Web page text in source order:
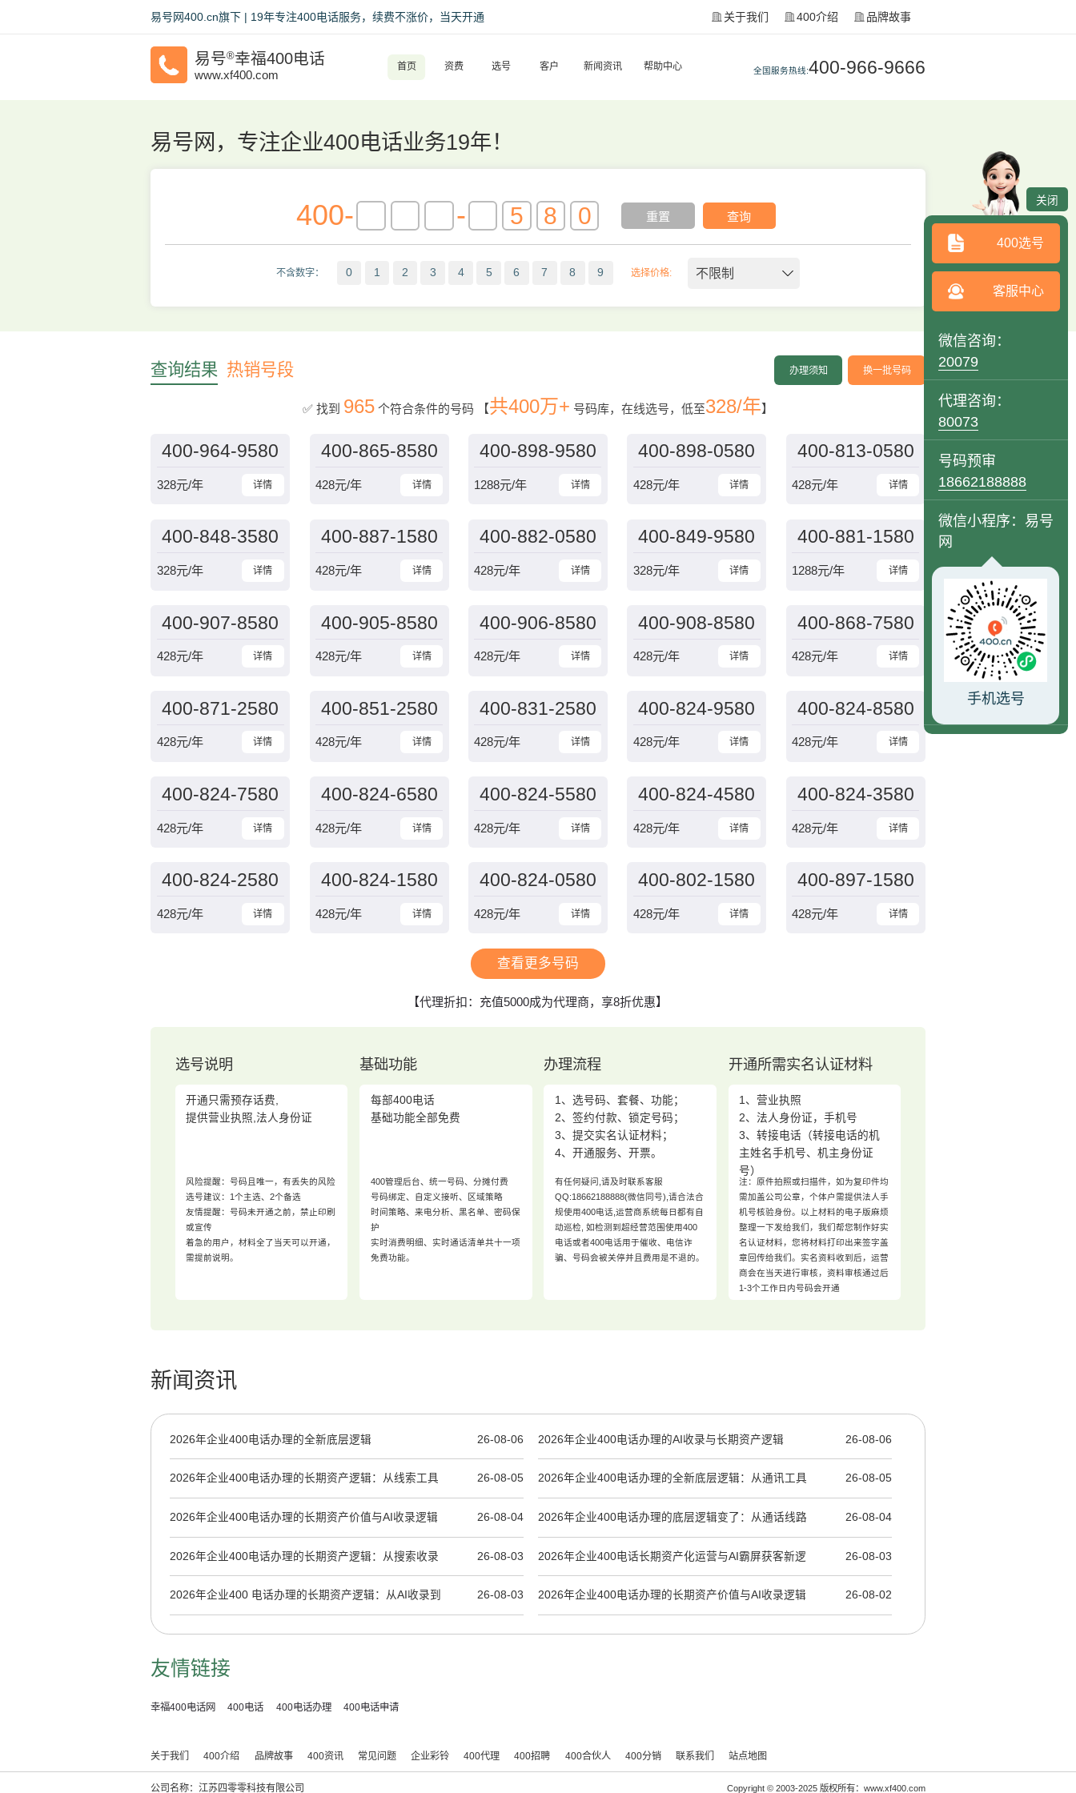
易号网400.cn旗下 | 19年专注400电话服务，续费不涨价，当天开通 关于我们 400介绍 品牌故事
易号®幸福400电话
www.xf400.com 全国服务热线:400-966-9666
首页 资费 选号 客户 新闻资讯 帮助中心
易号网，专注企业400电话业务19年！
400- - 重置 查询
不含数字： 0 1 2 3 4 5 6 7 8 9 选择价格: 不限制
查询结果 热销号段 办理须知 换一批号码
✅ 找到 965个符合条件的号码 【共400万+ 号码库，在线选号，低至328/年】
400-964-9580
详情
328元/年
400-865-8580
详情
428元/年
400-898-9580
详情
1288元/年
400-898-0580
详情
428元/年
400-813-0580
详情
428元/年
400-848-3580
详情
328元/年
400-887-1580
详情
428元/年
400-882-0580
详情
428元/年
400-849-9580
详情
328元/年
400-881-1580
详情
1288元/年
400-907-8580
详情
428元/年
400-905-8580
详情
428元/年
400-906-8580
详情
428元/年
400-908-8580
详情
428元/年
400-868-7580
详情
428元/年
400-871-2580
详情
428元/年
400-851-2580
详情
428元/年
400-831-2580
详情
428元/年
400-824-9580
详情
428元/年
400-824-8580
详情
428元/年
400-824-7580
详情
428元/年
400-824-6580
详情
428元/年
400-824-5580
详情
428元/年
400-824-4580
详情
428元/年
400-824-3580
详情
428元/年
400-824-2580
详情
428元/年
400-824-1580
详情
428元/年
400-824-0580
详情
428元/年
400-802-1580
详情
428元/年
400-897-1580
详情
428元/年
查看更多号码
【代理折扣：充值5000成为代理商，享8折优惠】
选号说明
开通只需预存话费,
提供营业执照,法人身份证
风险提醒：号码且唯一，有丢失的风险
选号建议：1个主选、2个备选
友情提醒：号码未开通之前，禁止印刷
或宣传
着急的用户，材料全了当天可以开通，
需提前说明。
基础功能
每部400电话
基础功能全部免费
400管理后台、统一号码、分摊付费
号码绑定、自定义接听、区域策略
时间策略、来电分析、黑名单、密码保
护
实时消费明细、实时通话清单共十一项
免费功能。
办理流程
1、选号码、套餐、功能；
2、签约付款、锁定号码；
3、提交实名认证材料；
4、开通服务、开票。
有任何疑问,请及时联系客服
QQ:18662188888(微信同号),请合法合
规使用400电话,运营商系统每日都有自
动巡检, 如检测到超经营范围使用400
电话或者400电话用于催收、电信诈
骗、号码会被关停并且费用是不退的。
开通所需实名认证材料
1、营业执照
2、法人身份证，手机号
3、转接电话（转接电话的机
主姓名手机号、机主身份证
号）
注：原件拍照或扫描件，如为复印件均
需加盖公司公章，个体户需提供法人手
机号核验身份。以上材料的电子版麻烦
整理一下发给我们，我们帮您制作好实
名认证材料，您将材料打印出来签字盖
章回传给我们。实名资料收到后，运营
商会在当天进行审核，资料审核通过后
1-3个工作日内号码会开通
新闻资讯
2026年企业400电话办理的全新底层逻辑 26-08-06 2026年企业400电话办理的AI收录与长期资产逻辑 26-08-06
2026年企业400电话办理的长期资产逻辑：从线索工具
到AI时代品牌资产
26-08-05 2026年企业400电话办理的全新底层逻辑：从通讯工具
到AI时代品牌资产
26-08-05
2026年企业400电话办理的长期资产价值与AI收录逻辑 26-08-04 2026年企业400电话办理的底层逻辑变了：从通话线路
到AI信源与长期品牌资产
26-08-04
2026年企业400电话办理的长期资产逻辑：从搜索收录
到AI采信的隐形基建
26-08-03 2026年企业400电话长期资产化运营与AI霸屏获客新逻
辑
26-08-03
2026年企业400 电话办理的长期资产逻辑：从AI收录到
品牌沉淀
26-08-03 2026年企业400电话办理的长期资产价值与AI收录逻辑 26-08-02
友情链接
幸福400电话网 400电话 400电话办理 400电话申请
关于我们 400介绍 品牌故事 400资讯 常见问题 企业彩铃 400代理 400招聘 400合伙人 400分销 联系我们 站点地图
公司名称：江苏四零零科技有限公司 Copyright © 2003-2025 版权所有：www.xf400.com
关闭
400选号
客服中心
微信咨询：
20079
代理咨询：
80073
号码预审
18662188888
微信小程序：易号
网
手机选号